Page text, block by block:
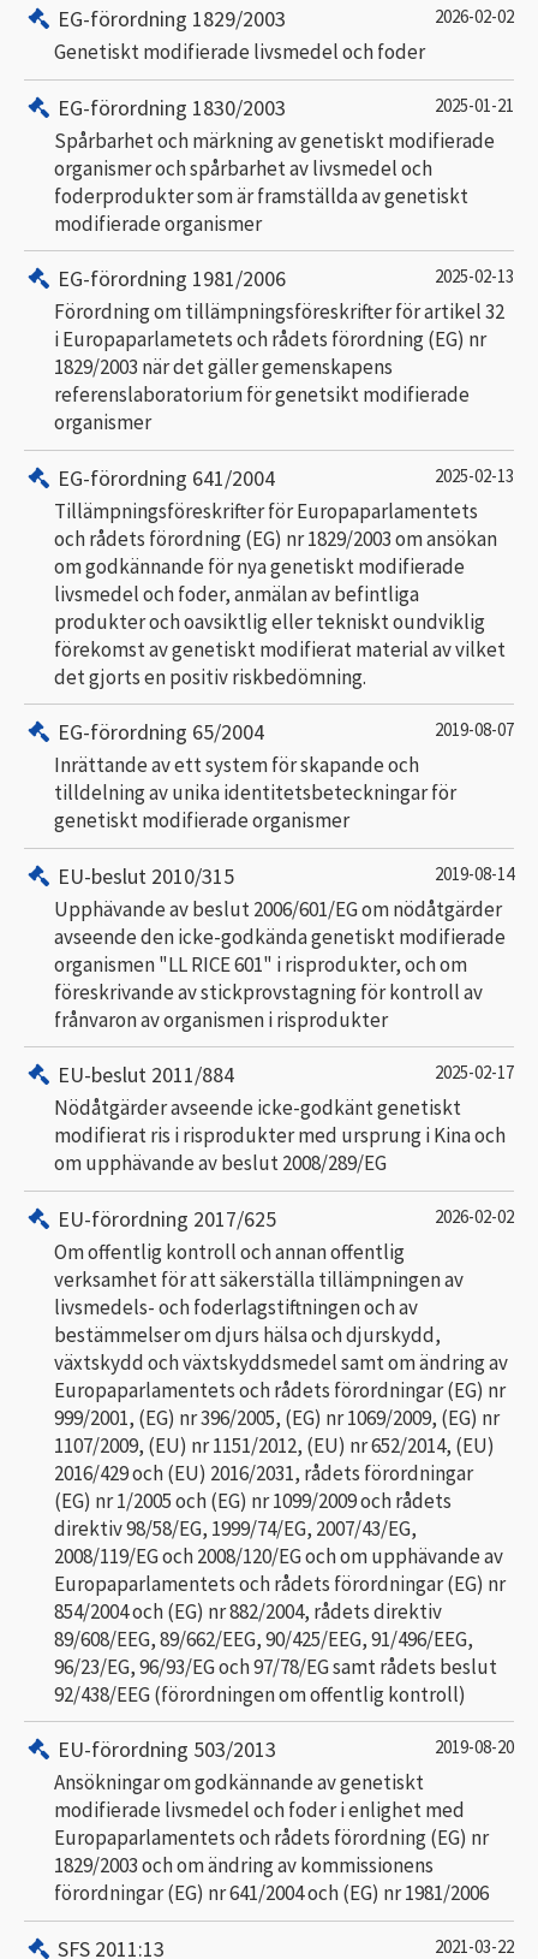
EG-förordning 1829/2003 2026-02-02
Genetiskt modifierade livsmedel och foder
EG-förordning 1830/2003 2025-01-21
Spårbarhet och märkning av genetiskt modifierade
organismer och spårbarhet av livsmedel och
foderprodukter som är framställda av genetiskt
modifierade organismer
EG-förordning 1981/2006 2025-02-13
Förordning om tillämpningsföreskrifter för artikel 32
i Europaparlametets och rådets förordning (EG) nr
1829/2003 när det gäller gemenskapens
referenslaboratorium för genetsikt modifierade
organismer
EG-förordning 641/2004 2025-02-13
Tillämpningsföreskrifter för Europaparlamentets
och rådets förordning (EG) nr 1829/2003 om ansökan
om godkännande för nya genetiskt modifierade
livsmedel och foder, anmälan av befintliga
produkter och oavsiktlig eller tekniskt oundviklig
förekomst av genetiskt modifierat material av vilket
det gjorts en positiv riskbedömning.
EG-förordning 65/2004 2019-08-07
Inrättande av ett system för skapande och
tilldelning av unika identitetsbeteckningar för
genetiskt modifierade organismer
EU-beslut 2010/315 2019-08-14
Upphävande av beslut 2006/601/EG om nödåtgärder
avseende den icke-godkända genetiskt modifierade
organismen "LL RICE 601" i risprodukter, och om
föreskrivande av stickprovstagning för kontroll av
frånvaron av organismen i risprodukter
EU-beslut 2011/884 2025-02-17
Nödåtgärder avseende icke-godkänt genetiskt
modifierat ris i risprodukter med ursprung i Kina och
om upphävande av beslut 2008/289/EG
EU-förordning 2017/625 2026-02-02
Om offentlig kontroll och annan offentlig
verksamhet för att säkerställa tillämpningen av
livsmedels- och foderlagstiftningen och av
bestämmelser om djurs hälsa och djurskydd,
växtskydd och växtskyddsmedel samt om ändring av
Europaparlamentets och rådets förordningar (EG) nr
999/2001, (EG) nr 396/2005, (EG) nr 1069/2009, (EG) nr
1107/2009, (EU) nr 1151/2012, (EU) nr 652/2014, (EU)
2016/429 och (EU) 2016/2031, rådets förordningar
(EG) nr 1/2005 och (EG) nr 1099/2009 och rådets
direktiv 98/58/EG, 1999/74/EG, 2007/43/EG,
2008/119/EG och 2008/120/EG och om upphävande av
Europaparlamentets och rådets förordningar (EG) nr
854/2004 och (EG) nr 882/2004, rådets direktiv
89/608/EEG, 89/662/EEG, 90/425/EEG, 91/496/EEG,
96/23/EG, 96/93/EG och 97/78/EG samt rådets beslut
92/438/EEG (förordningen om offentlig kontroll)
EU-förordning 503/2013 2019-08-20
Ansökningar om godkännande av genetiskt
modifierade livsmedel och foder i enlighet med
Europaparlamentets och rådets förordning (EG) nr
1829/2003 och om ändring av kommissionens
förordningar (EG) nr 641/2004 och (EG) nr 1981/2006
SFS 2011:13 2021-03-22